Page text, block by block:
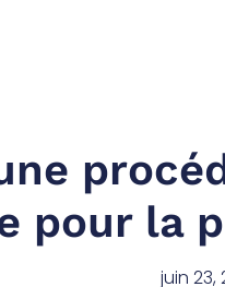
pour la
juin 23,